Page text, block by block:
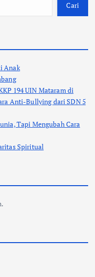
Cari
Anak
194 UIN Mataram di
Anti-Bullying dari SDN 5
Tapi Mengubah Cara
Spiritual